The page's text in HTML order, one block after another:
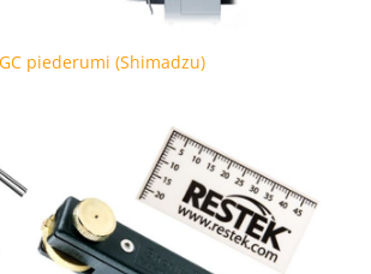
GC piederumi (Shimadzu)